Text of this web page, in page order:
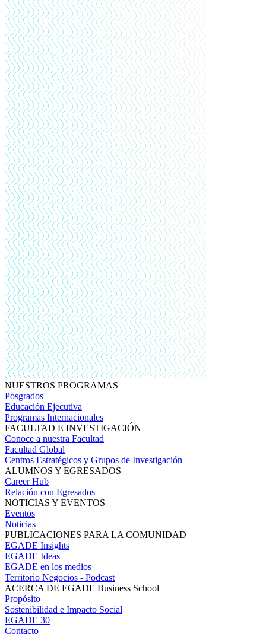
NUESTROS PROGRAMAS
Posgrados
Educación Ejecutiva
Programas Internacionales
FACULTAD E INVESTIGACIÓN
Conoce a nuestra Facultad
Facultad Global
Centros Estratégicos y Grupos de Investigación
ALUMNOS Y EGRESADOS
Career Hub
Relación con Egresados
NOTICIAS Y EVENTOS
Eventos
Noticias
PUBLICACIONES PARA LA COMUNIDAD
EGADE Insights
EGADE Ideas
EGADE en los medios
Territorio Negocios - Podcast
ACERCA DE EGADE Business School
Propósito
Sostenibilidad e Impacto Social
EGADE 30
Contacto